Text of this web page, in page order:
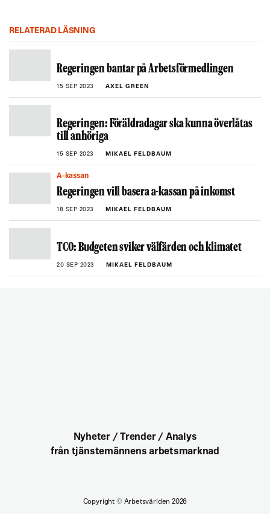
RELATERAD LÄSNING
Regeringen bantar på Arbetsförmedlingen
15 SEP 2023 AXEL GREEN
Regeringen: Föräldradagar ska kunna överlåtas
till anhöriga
15 SEP 2023 MIKAEL FELDBAUM
A-kassan
Regeringen vill basera a-kassan på inkomst
18 SEP 2023 MIKAEL FELDBAUM
TCO: Budgeten sviker välfärden och klimatet
20 SEP 2023 MIKAEL FELDBAUM
Nyheter / Trender / Analys
från tjänstemännens arbetsmarknad
Copyright ©Arbetsvärlden 2026